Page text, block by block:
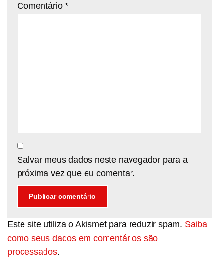
Comentário *
Salvar meus dados neste navegador para a
próxima vez que eu comentar.
Este site utiliza o Akismet para reduzir spam. Saiba
como seus dados em comentários são
processados.